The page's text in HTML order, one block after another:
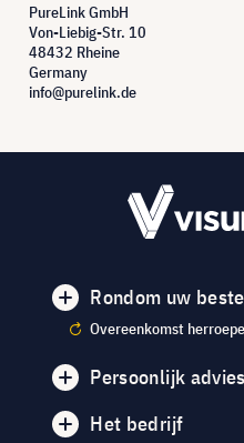
PureLink GmbH
Von-Liebig-Str. 10
48432 Rheine
Germany
info@purelink.de
Rondom uw
Overeenkomst
Persoonlijk advies
Het bedrijf